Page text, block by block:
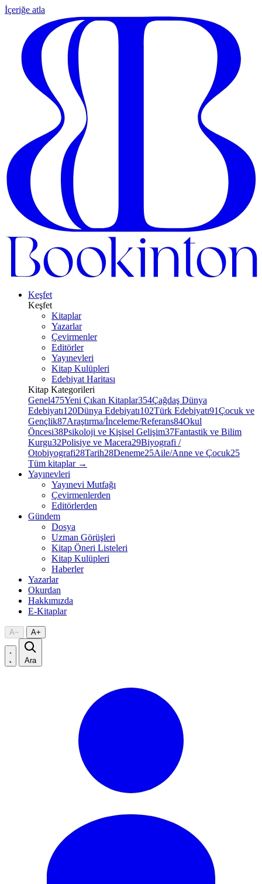
İçeriğe atla
Keşfet
Keşfet
Kitaplar
Yazarlar
Çevirmenler
Editörler
Yayınevleri
Kitap Kulüpleri
Edebiyat Haritası
Kitap Kategorileri
Genel475Yeni Çıkan Kitaplar354Çağdaş Dünya
Edebiyatı120Dünya Edebiyatı102Türk Edebiyatı91Çocuk ve
Gençlik87Araştırma/İnceleme/Referans84Okul
Öncesi38Psikoloji ve Kişisel Gelişim37Fantastik ve Bilim
Kurgu32Polisiye ve Macera29Biyografi /
Otobiyografi28Tarih28Deneme25Aile/Anne ve Çocuk25
Tüm kitaplar →
Yayınevleri
Yayınevi Mutfağı
Çevirmenlerden
Editörlerden
Gündem
Dosya
Uzman Görüşleri
Kitap Öneri Listeleri
Kitap Kulüpleri
Haberler
Yazarlar
Okurdan
Hakkımızda
E-Kitaplar
A− A+
Ara